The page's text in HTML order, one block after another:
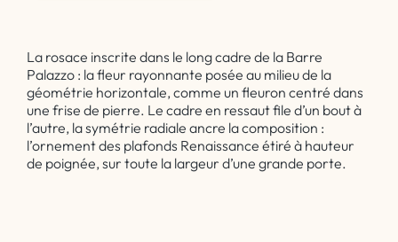
La rosace inscrite dans le long cadre de la Barre
Palazzo : la fleur rayonnante posée au milieu de la
géométrie horizontale, comme un fleuron centré dans
une frise de pierre. Le cadre en ressaut file d’un bout à
l’autre, la symétrie radiale ancre la composition :
l’ornement des plafonds Renaissance étiré à hauteur
de poignée, sur toute la largeur d’une grande porte.